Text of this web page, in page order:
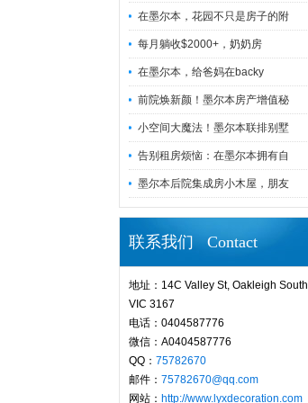
在墨尔本，花园不只是房子的附
每月躺收$2000+，奶奶房
在墨尔本，给爸妈在backy
前院焕新颜！墨尔本房产增值秘
小空间大魔法！墨尔本联排别墅
告别租房烦恼：在墨尔本拥有自
墨尔本后院集成房小木屋，朋友
联系我们 Contact
地址：14C Valley St, Oakleigh South
VIC 3167
电话：0404587776
微信：A0404587776
QQ： 75782670
邮件： 75782670@qq.com
网站： http://www.lyxdecoration.com